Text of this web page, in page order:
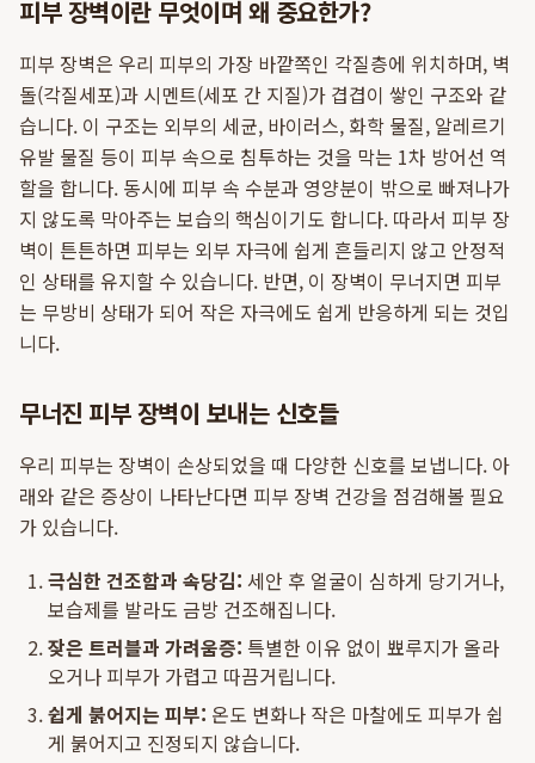
피부 장벽이란 무엇이며 왜 중요한가?
피부 장벽은 우리 피부의 가장 바깥쪽인 각질층에 위치하며, 벽
돌(각질세포)과 시멘트(세포 간 지질)가 겹겹이 쌓인 구조와 같
습니다. 이 구조는 외부의 세균, 바이러스, 화학 물질, 알레르기
유발 물질 등이 피부 속으로 침투하는 것을 막는 1차 방어선 역
할을 합니다. 동시에 피부 속 수분과 영양분이 밖으로 빠져나가
지 않도록 막아주는 보습의 핵심이기도 합니다. 따라서 피부 장
벽이 튼튼하면 피부는 외부 자극에 쉽게 흔들리지 않고 안정적
인 상태를 유지할 수 있습니다. 반면, 이 장벽이 무너지면 피부
는 무방비 상태가 되어 작은 자극에도 쉽게 반응하게 되는 것입
니다.
무너진 피부 장벽이 보내는 신호들
우리 피부는 장벽이 손상되었을 때 다양한 신호를 보냅니다. 아
래와 같은 증상이 나타난다면 피부 장벽 건강을 점검해볼 필요
가 있습니다.
극심한 건조함과 속당김: 세안 후 얼굴이 심하게 당기거나,
보습제를 발라도 금방 건조해집니다.
잦은 트러블과 가려움증: 특별한 이유 없이 뾰루지가 올라
오거나 피부가 가렵고 따끔거립니다.
쉽게 붉어지는 피부: 온도 변화나 작은 마찰에도 피부가 쉽
게 붉어지고 진정되지 않습니다.